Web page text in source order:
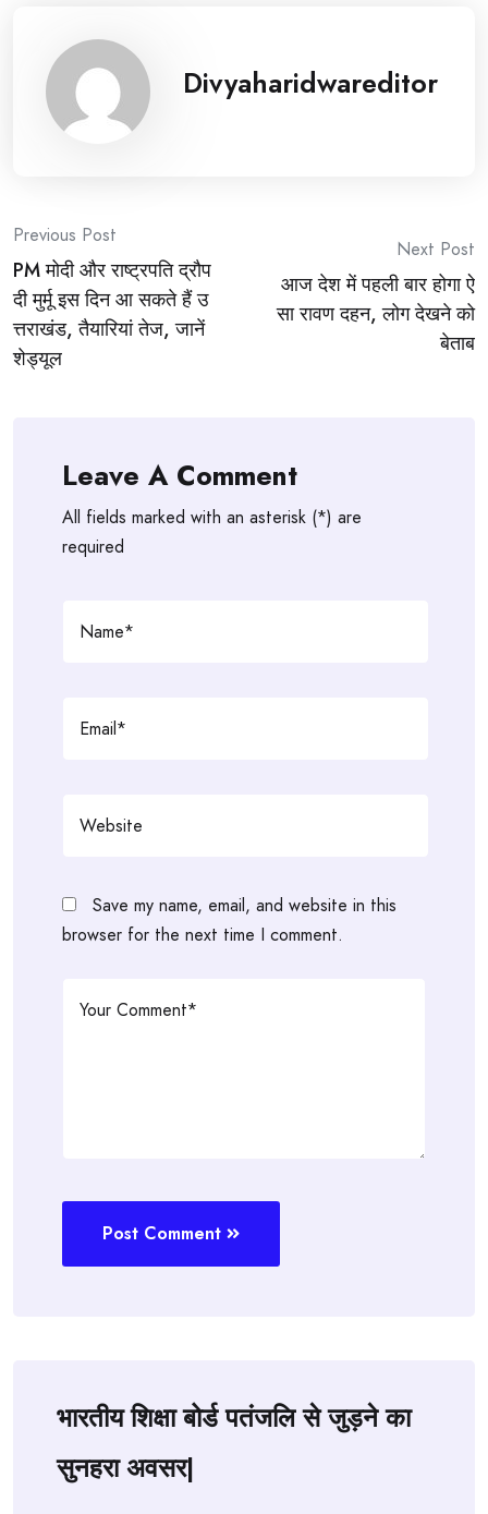
Divyaharidwareditor
Post
navigation
Previous Post
PM मोदी और राष्ट्रपति द्रौप
दी मुर्मू इस दिन आ सकते हैं उ
त्तराखंड, तैयारियां तेज, जानें
शेड्यूल
Next Post
आज देश में पहली बार होगा ऐ
सा रावण दहन, लोग देखने को
बेताब
Leave A Comment
All fields marked with an asterisk (*) are
required
Save my name, email, and website in this
browser for the next time I comment.
Post Comment
भारतीय शिक्षा बोर्ड पतंजलि से जुड़ने का
सुनहरा अवसर|